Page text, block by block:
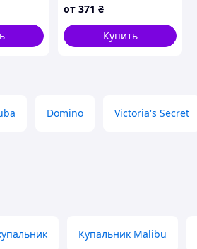
50 52
50 УКР размеры
от 371 ₴
Купить
Domino Victoria's Secret
Купальник Malibu